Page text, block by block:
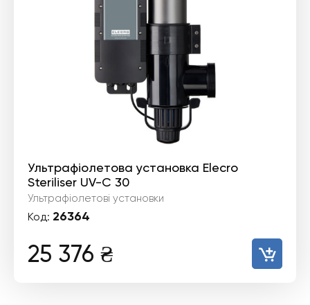
Ультрафіолетова установка Elecro
Steriliser UV-C 30
Ультрафіолетові установки
Код: 26364
25 376 ₴